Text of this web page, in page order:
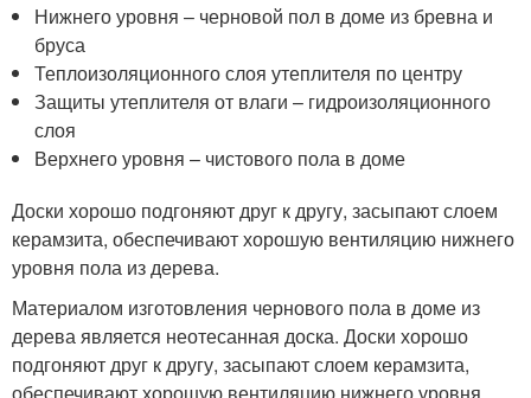
Нижнего уровня – черновой пол в доме из бревна и
бруса
Теплоизоляционного слоя утеплителя по центру
Защиты утеплителя от влаги – гидроизоляционного
слоя
Верхнего уровня – чистового пола в доме
Доски хорошо подгоняют друг к другу, засыпают слоем
керамзита, обеспечивают хорошую вентиляцию нижнего
уровня пола из дерева.
Материалом изготовления чернового пола в доме из
дерева является неотесанная доска. Доски хорошо
подгоняют друг к другу, засыпают слоем керамзита,